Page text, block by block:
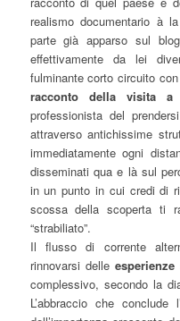
realismo documentario à
parte già apparso sul
effettivamente da lei
fulminante corto circuito
racconto della visita a
professionista del
attraverso antichissime
immediatamente ogni
disseminati qua e là sul
in un punto in cui credi di
scossa della scoperta ti
“strabiliato”.
Il flusso di corrente
rinnovarsi delle
complessivo, secondo la
L’abbraccio che